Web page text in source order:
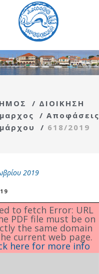
/ ΔΙΟΙΚΗΣΗ
/ Αποφάσεις
/ 618/2019
2019
to fetch Error: URL
PDF file must be on
the same domain
current web page.
here for more info